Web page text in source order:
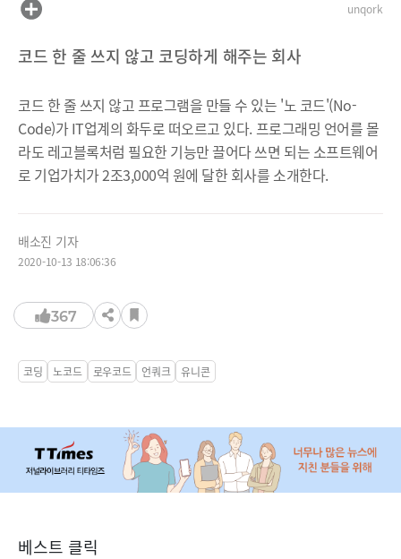
unqork
코드 한 줄 쓰지 않고 코딩하게 해주는 회사
코드 한 줄 쓰지 않고 프로그램을 만들 수 있는 '노 코드'(No-
Code)가 IT업계의 화두로 떠오르고 있다. 프로그래밍 언어를 몰
라도 레고블록처럼 필요한 기능만 끌어다 쓰면 되는 소프트웨어
로 기업가치가 2조3,000억 원에 달한 회사를 소개한다.
배소진 기자
2020-10-13 18:06:36
367
코딩 노코드 로우코드 언쿼크 유니콘
베스트 클릭